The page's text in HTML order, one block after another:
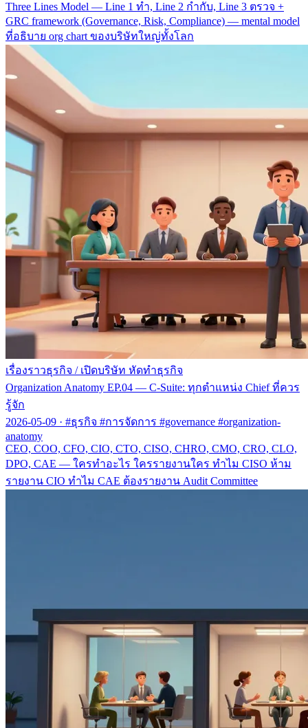
Three Lines Model — Line 1 ทำ, Line 2 กำกับ, Line 3 ตรวจ +
GRC framework (Governance, Risk, Compliance) — mental model
ที่อธิบาย org chart ของบริษัทใหญ่ทั้งโลก
เรื่องราวธุรกิจ / เปิดบริษัท หัดทำธุรกิจ
Organization Anatomy EP.04 — C-Suite: ทุกตำแหน่ง Chief ที่ควร
รู้จัก
2026-05-09 · #ธุรกิจ #การจัดการ #governance #organization-
anatomy
CEO, COO, CFO, CIO, CTO, CISO, CHRO, CMO, CRO, CLO,
DPO, CAE — ใครทำอะไร ใครรายงานใคร ทำไม CISO ห้าม
รายงาน CIO ทำไม CAE ต้องรายงาน Audit Committee